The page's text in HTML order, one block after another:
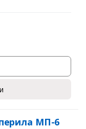
МП-6